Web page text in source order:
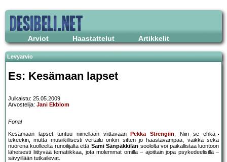
Arviot Haastattelut Artikkelit
Levyarvio
Es: Kesämaan lapset
Julkaistu: 25.05.2009
Arvostelija: Jani Ekblom
Fonal
Kesämaan lapset tuntuu nimellään viittavaan
Pekka Strengiin. Niin se ehkä
tekeekin, mutta musiikillisesti vertailu onkin sitten jo haastavampaa, vaikka sekä
nuorena kuolleelta runoilijalta että Sami Sänpäkkilän soololta voi paikallistaa luontoon
läheisesti liittyvää tematiikkaa, jota molemmat omilla – ajoittain jopa psykedeelisillä –
sävyillään tutkailevat.